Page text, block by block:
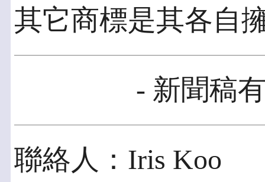
其它商標是其各自
- 新聞稿
聯絡人：Iris Koo